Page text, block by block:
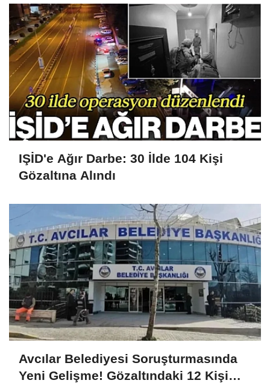
IŞİD'e Ağır Darbe: 30 İlde 104 Kişi
Gözaltına Alındı
Avcılar Belediyesi Soruşturmasında
Yeni Gelişme! Gözaltındaki 12 Kişi